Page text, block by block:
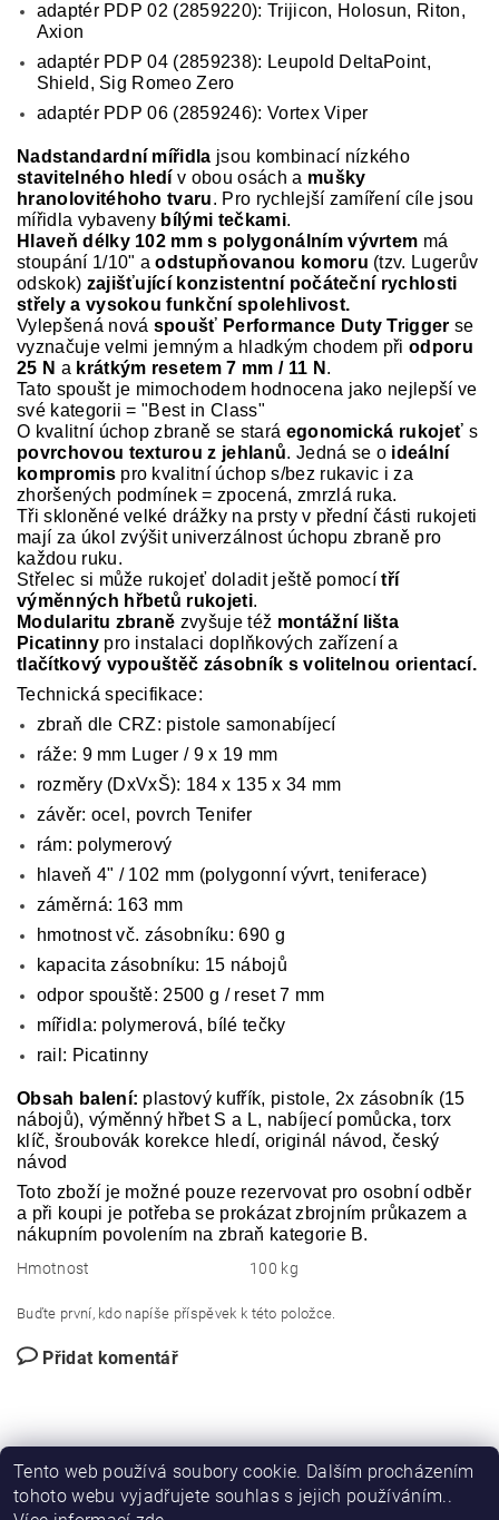
adaptér PDP 02 (2859220): Trijicon, Holosun, Riton,
Axion
adaptér PDP 04 (2859238): Leupold DeltaPoint,
Shield, Sig Romeo Zero
adaptér PDP 06 (2859246): Vortex Viper
Nadstandardní mířidla jsou kombinací nízkého
stavitelného hledí v obou osách a mušky
hranolovitéhoho tvaru. Pro rychlejší zamíření cíle jsou
mířidla vybaveny bílými tečkami.
Hlaveň délky 102 mm s polygonálním vývrtem má
stoupání 1/10" aodstupňovanou komoru (tzv. Lugerův
odskok) zajišťující konzistentní počáteční rychlosti
střely a vysokou funkční spolehlivost.
Vylepšená nová spoušť Performance Duty Trigger se
vyznačuje velmi jemným a hladkým chodem přiodporu
25 N a krátkým resetem 7 mm / 11 N .
Tato spoušt je mimochodem hodnocena jako nejlepší ve
své kategorii = "Best in Class"
O kvalitní úchop zbraně se stará egonomická rukojeť s
povrchovou texturou z jehlanů. Jedná se o ideální
kompromispro kvalitní úchop s/bez rukavic i za
zhoršených podmínek = zpocená, zmrzlá ruka.
Tři skloněné velké drážky na prsty v přední části rukojeti
mají za úkol zvýšit univerzálnost úchopu zbraně pro
každou ruku.
Střelec si může rukojeť doladit ještě pomocí tří
výměnných hřbetů rukojeti.
Modularitu zbraně zvyšuje též montážní lišta
Picatinnypro instalaci doplňkových zařízení a
tlačítkový vypouštěč zásobník s volitelnou orientací.
Technická specifikace:
zbraň dle CRZ: pistole samonabíjecí
ráže: 9 mm Luger / 9 x 19 mm
rozměry (DxVxŠ): 184 x 135 x 34 mm
závěr: ocel, povrch Tenifer
rám: polymerový
hlaveň 4" / 102 mm (polygonní vývrt, teniferace)
záměrná: 163 mm
hmotnost vč. zásobníku: 690 g
kapacita zásobníku: 15 nábojů
odpor spouště: 2500 g / reset 7 mm
mířidla: polymerová, bílé tečky
rail: Picatinny
Obsah balení: plastový kufřík, pistole, 2x zásobník (15
nábojů), výměnný hřbet S a L, nabíjecí pomůcka, torx
klíč, šroubovák korekce hledí, originál návod, český
návod
Toto zboží je možné pouze rezervovat pro osobní odběr
a při koupi je potřeba se prokázat zbrojním průkazem a
nákupním povolením na zbraň kategorie B.
Hmotnost 100 kg
Buďte první, kdo napíše příspěvek k této položce.
Přidat komentář
Tento web používá soubory cookie. Dalším procházením
tohoto webu vyjadřujete souhlas s jejich používáním..